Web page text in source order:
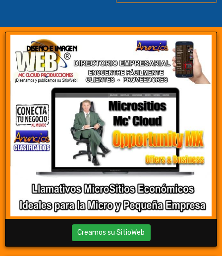
Creamos su SitioWeb